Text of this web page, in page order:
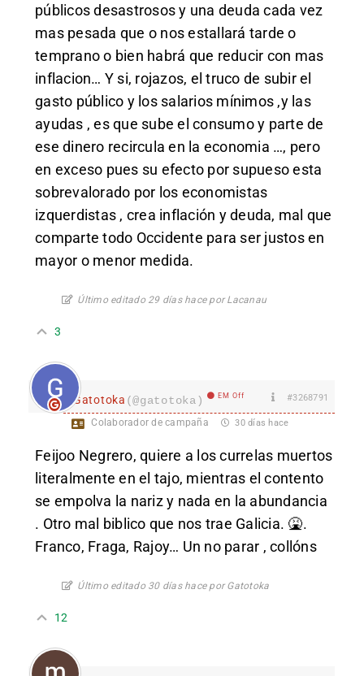
públicos desastrosos y una deuda cada vez
mas pesada que o nos estallará tarde o
temprano o bien habrá que reducir con mas
inflacion… Y si, rojazos, el truco de subir el
gasto público y los salarios mínimos ,y las
ayudas , es que sube el consumo y parte de
ese dinero recircula en la economia …, pero
en exceso pues su efecto por supueso esta
sobrevalorado por los economistas
izquerdistas , crea inflación y deuda, mal que
comparte todo Occidente para ser justos en
mayor o menor medida.
Último editado 29 días hace por Lacanau
3
Gatotoka (@gatotoka) EM Off #3268791
Colaborador de campaña 30 días hace
Feijoo Negrero, quiere a los currelas muertos
literalmente en el tajo, mientras el contento
se empolva la nariz y nada en la abundancia
. Otro mal biblico que nos trae Galicia. 🤮.
Franco, Fraga, Rajoy… Un no parar , collóns
Último editado 30 días hace por Gatotoka
12